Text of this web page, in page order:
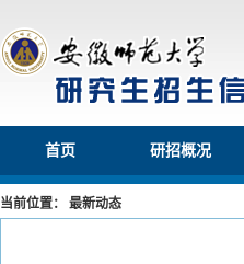
首页 研招概况
当前位置： 最新动态